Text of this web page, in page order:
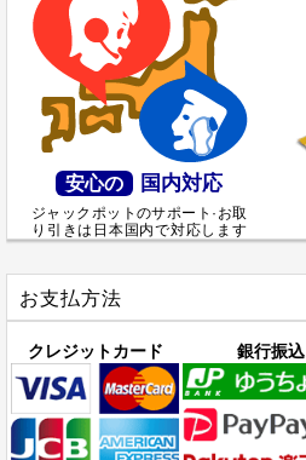
安心の 国内対応
ジャックポットのサポート·お取
り引きは日本国内で対応します
お支払方法
クレジットカード 銀行振込